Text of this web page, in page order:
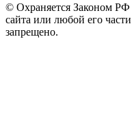
© Охраняется Законом РФ
сайта или любой его части
запрещено.